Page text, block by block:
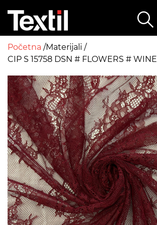
Početna Materijali
CIP S 15758 DSN # FLOWERS # WINE